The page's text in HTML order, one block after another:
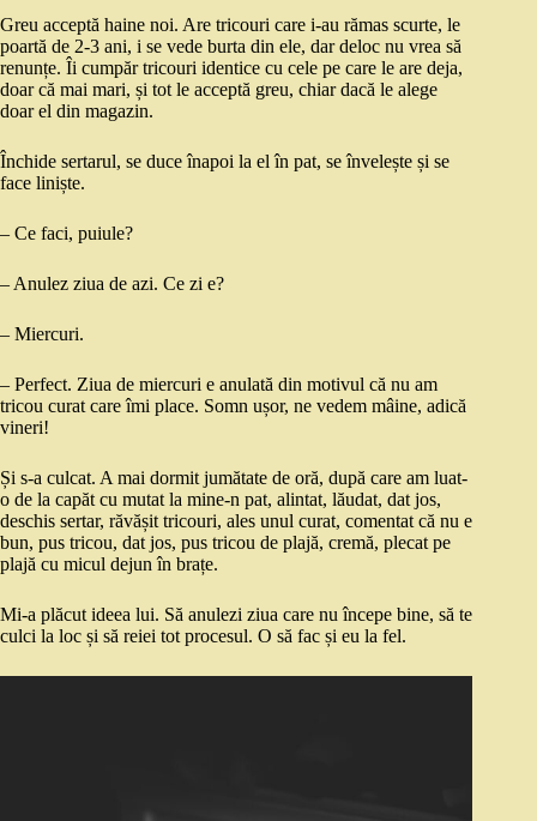
Greu acceptă haine noi. Are tricouri care i-au rămas scurte, le
poartă de 2-3 ani, i se vede burta din ele, dar deloc nu vrea să
renunțe. Îi cumpăr tricouri identice cu cele pe care le are deja,
doar că mai mari, și tot le acceptă greu, chiar dacă le alege
doar el din magazin.
Închide sertarul, se duce înapoi la el în pat, se învelește și se
face liniște.
– Ce faci, puiule?
– Anulez ziua de azi. Ce zi e?
– Miercuri.
– Perfect. Ziua de miercuri e anulată din motivul că nu am
tricou curat care îmi place. Somn ușor, ne vedem mâine, adică
vineri!
Și s-a culcat. A mai dormit jumătate de oră, după care am luat-
o de la capăt cu mutat la mine-n pat, alintat, lăudat, dat jos,
deschis sertar, răvășit tricouri, ales unul curat, comentat că nu e
bun, pus tricou, dat jos, pus tricou de plajă, cremă, plecat pe
plajă cu micul dejun în brațe.
Mi-a plăcut ideea lui. Să anulezi ziua care nu începe bine, să te
culci la loc și să reiei tot procesul. O să fac și eu la fel.